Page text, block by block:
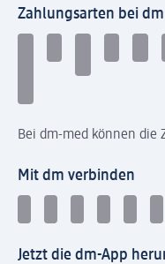
Zahlungsarten bei dm
Bei dm-med können die
Mit dm verbinden
Jetzt die dm-App